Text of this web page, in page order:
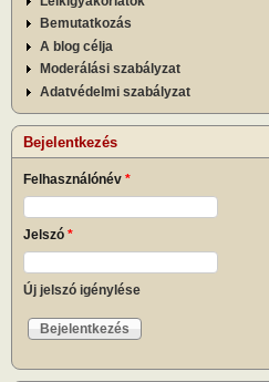
Bemutatkozás
A blog célja
Moderálási szabályzat
Adatvédelmi szabályzat
Bejelentkezés
Felhasználónév *
Jelszó *
Új jelszó igénylése